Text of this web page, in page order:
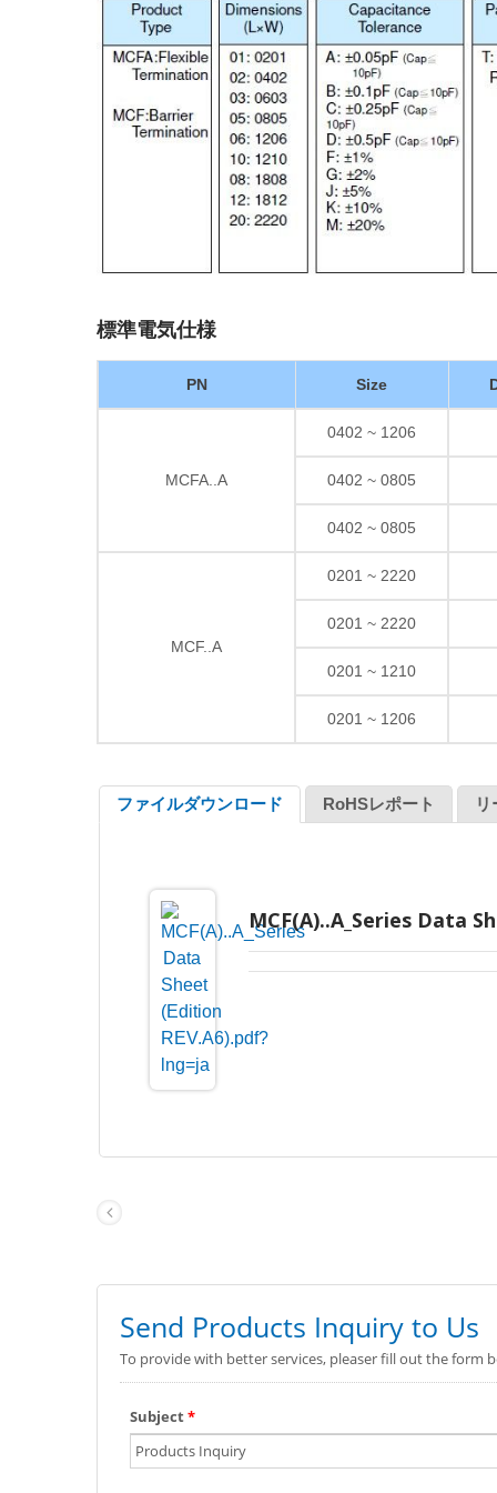
標準電気仕様
PN Size
MCFA..A
0402 ~ 1206
0402 ~ 0805
0402 ~ 0805
MCF..A
0201 ~ 2220
0201 ~ 2220
0201 ~ 1210
0201 ~ 1206
ファイルダウンロード RoHSレポート リ
MCF(A)..A_Series Data